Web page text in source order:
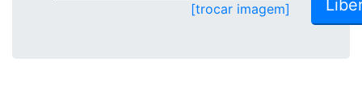
[trocar imagem]